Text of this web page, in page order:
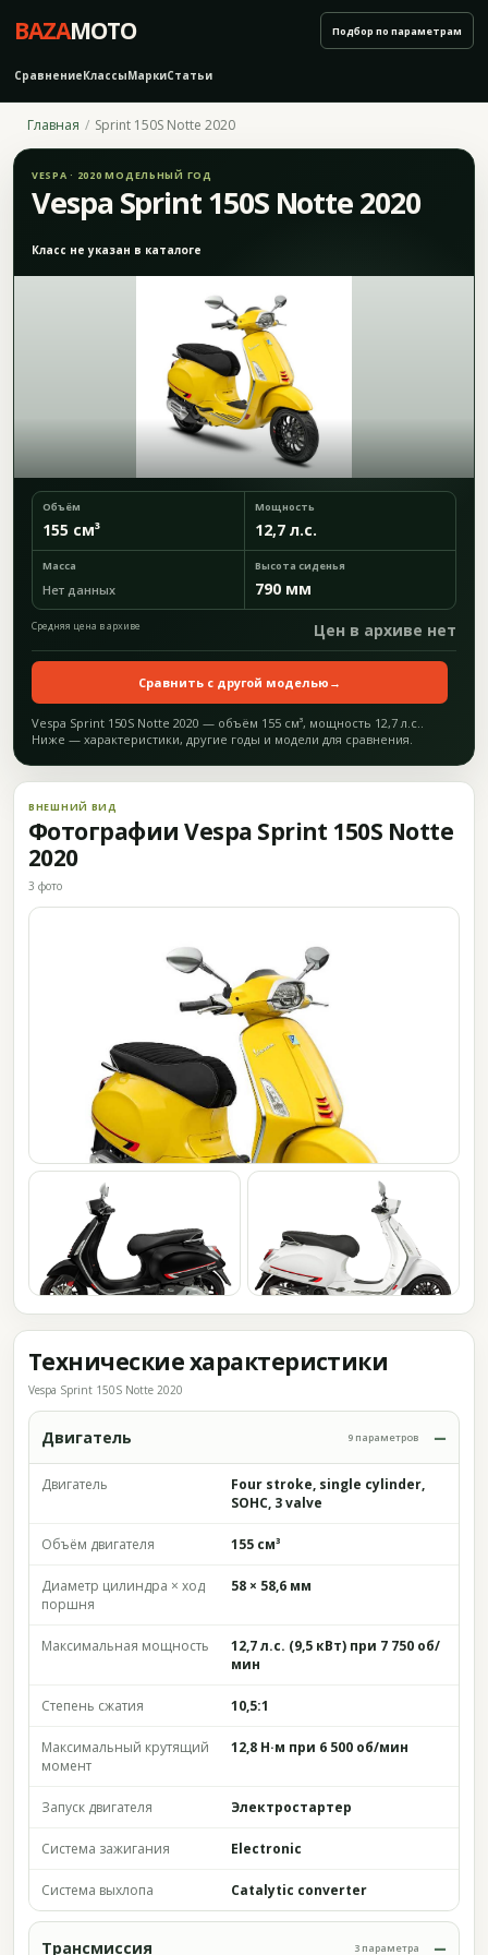
BAZAMOTO
СравнениеКлассыМаркиСтатьи
Подбор по параметрам
Главная Sprint 150S Notte 2020
VESPA · 2020 МОДЕЛЬНЫЙ ГОД
Vespa Sprint 150S Notte 2020
Класс не указан в каталоге
Объём
155 см³
Мощность
12,7 л.с.
Масса
Нет данных
Высота сиденья
790 мм
Средняя цена в архиве Цен в архиве нет
Сравнить с другой моделью →
Vespa Sprint 150S Notte 2020 — объём 155 см³, мощность 12,7 л.с..
Ниже — характеристики, другие годы и модели для сравнения.
ВНЕШНИЙ ВИД
Фотографии Vespa Sprint 150S Notte
2020
3 фото
Технические характеристики
Vespa Sprint 150S Notte 2020
Двигатель 9 параметров
Двигатель
Four stroke, single cylinder,
SOHC, 3 valve
Объём двигателя 155 см³
Диаметр цилиндра × ход
поршня
58 × 58,6 мм
Максимальная мощность
12,7 л.с. (9,5 кВт) при 7 750 об/
мин
Степень сжатия 10,5:1
Максимальный крутящий
момент
12,8 Н·м при 6 500 об/мин
Запуск двигателя Электростартер
Система зажигания Electronic
Система выхлопа Catalytic converter
Трансмиссия 3 параметра